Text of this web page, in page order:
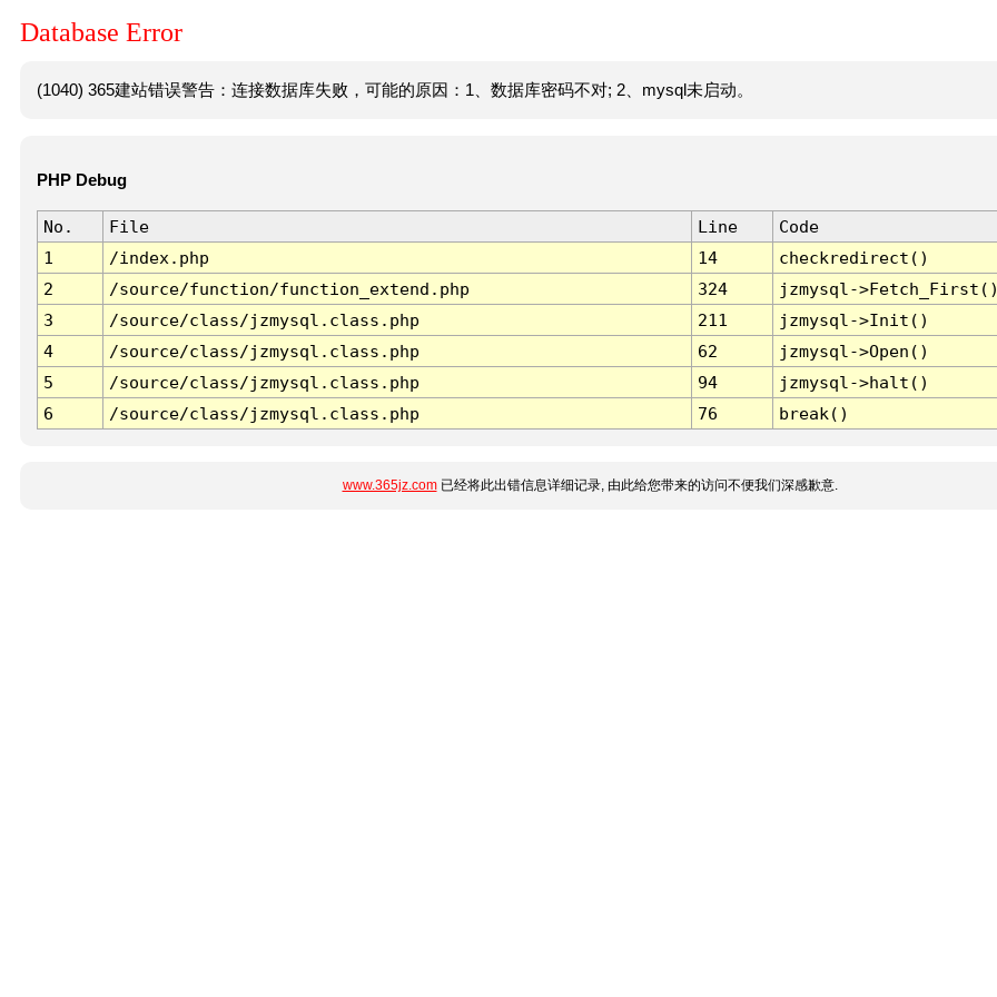
Database Error
(1040) 365建站错误警告：连接数据库失败，可能的原因：1、数据库密码不对; 2、mysql未启动。
PHP Debug
No. File Line
Code
1
/index.php 14
checkredirect()
2
/source/function/function_extend.php 324
jzmysql-
3
/source/class/jzmysql.class.php 211
jzmysql->Init()
4
/source/class/jzmysql.class.php 62
jzmysql->Open()
5
/source/class/jzmysql.class.php 94
jzmysql->halt()
6
/source/class/jzmysql.class.php 76 break()
www.365jz.com已经将此出错信息详细记录, 由此给您带来的访问不便我们深感歉意.